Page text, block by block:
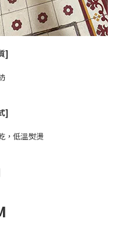
]
]
，低溫熨燙